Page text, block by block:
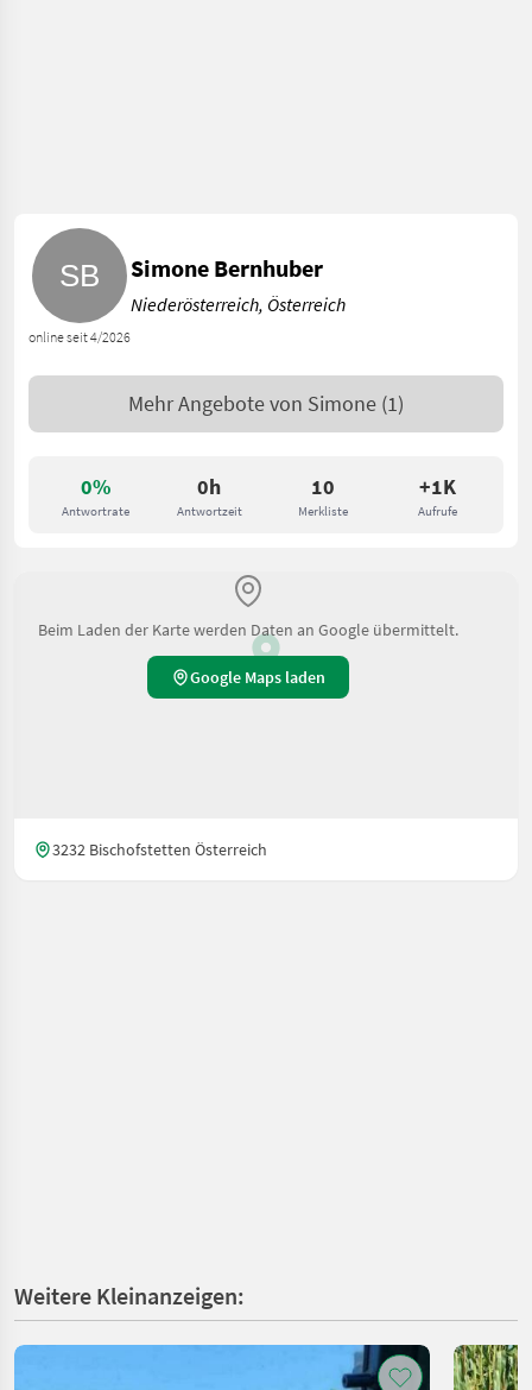
0%
Antwortrate
0h
Antwortzeit
10
Merkliste
+1K
Aufrufe
online seit 4/2026
Simone Bernhuber
Niederösterreich, Österreich
Mehr Angebote von Simone (1)
Beim Laden der Karte werden Daten an Google übermittelt.
Google Maps laden
3232 Bischofstetten Österreich
Weitere Kleinanzeigen: